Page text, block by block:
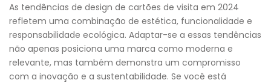
As tendências de design de cartões de visita em 2024
refletem uma combinação de estética, funcionalidade e
responsabilidade ecológica. Adaptar-se a essas tendências
não apenas posiciona uma marca como moderna e
relevante, mas também demonstra um compromisso
com a inovação e a sustentabilidade. Se você está